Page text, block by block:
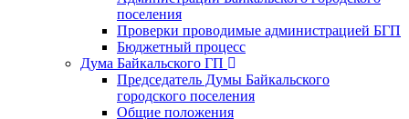
поселения
Проверки проводимые администрацией БГП
Бюджетный процесс
Дума Байкальского ГП
Председатель Думы Байкальского
городского поселения
Общие положения